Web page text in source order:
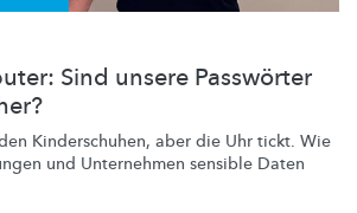
Sind unsere Passwörter
Kinderschuhen, aber die Uhr tickt. Wie
und Unternehmen sensible Daten